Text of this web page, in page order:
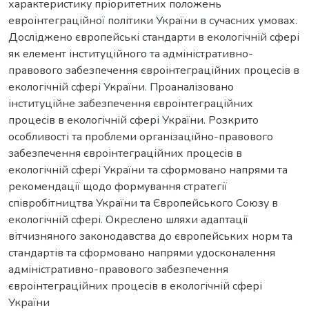
характеристику пріоритетних положень
евроінтеграційної політики України в сучасних умовах.
Досліджено європейські стандарти в екологічній сфері
як елемент інституційного та адміністративно-
правового забезпечення євроінтеграційних процесів в
екологічній сфері України. Проаналізовано
інституційне забезпечення євроінтеграційних
процесів в екологічній сфері України. Розкрито
особливості та проблеми організаційно-правового
забезпечення євроінтеграційних процесів в
екологічній сфері України та сформовано напрями та
рекомендації щодо формування стратегії
співробітництва України та Європейського Союзу в
екологічній сфері. Окреслено шляхи адаптації
вітчизняного законодавства до європейських норм та
стандартів та сформовано напрями удосконалення
адміністративно-правового забезпечення
євроінтеграційних процесів в екологічній сфері
України